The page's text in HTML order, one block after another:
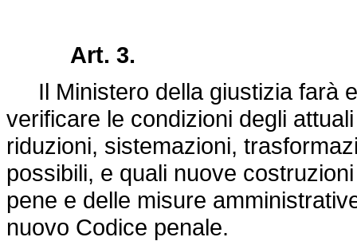
Art. 3.
Il Ministero della giustizia farà
verificare le condizioni degli
riduzioni, sistemazioni,
possibili, e quali nuove
pene e delle misure
nuovo Codice penale.